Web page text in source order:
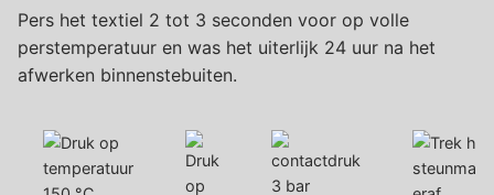
Pers het textiel 2 tot 3 seconden voor op volle
perstemperatuur en was het uiterlijk 24 uur na het
afwerken binnenstebuiten.
3 bar